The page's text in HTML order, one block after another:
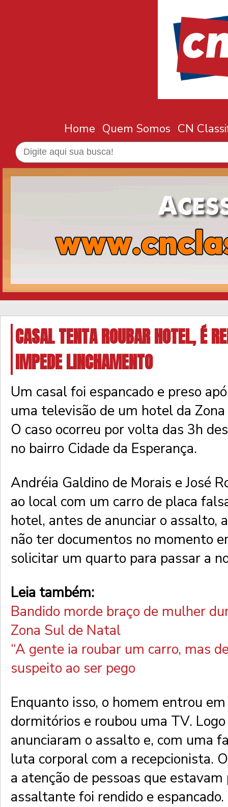
Home Quem Somos CN
CASAL TENTA ROUBAR HOTEL, É
IMPEDE LINCHAMENTO
Um casal foi espancado e preso
uma televisão de um hotel da
O caso ocorreu por volta das 3h
no bairro Cidade da Esperança.
Andréia Galdino de Morais e José
ao local com um carro de placa
hotel, antes de anunciar o assalto,
não ter documentos no momento
solicitar um quarto para passar a
Leia também:
Bandido morde braço de mulher
Zona Sul de Natal
“A gente ia roubar um carro, mas
suspeito ao ser pego
Enquanto isso, o homem entrou
dormitórios e roubou uma TV.
anunciaram o assalto e, com uma
luta corporal com a recepcionista.
a atenção de pessoas que
assaltante foi rendido e espancado.